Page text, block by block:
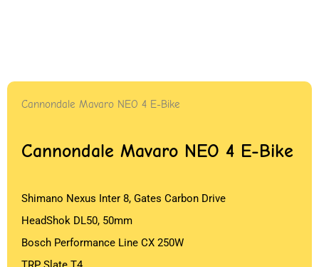
Cannondale Mavaro NEO 4 E-Bike
Cannondale Mavaro NEO 4 E-Bike
Shimano Nexus Inter 8, Gates Carbon Drive
HeadShok DL50, 50mm
Bosch Performance Line CX 250W